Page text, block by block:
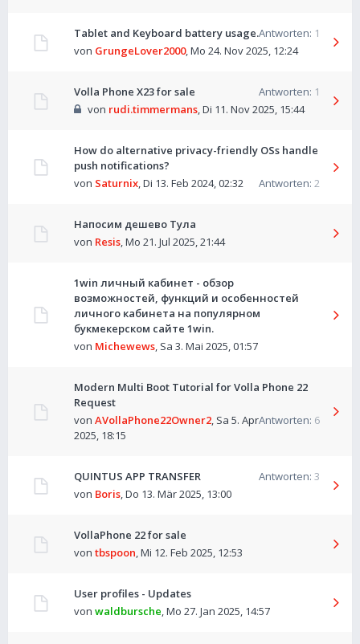
Tablet and Keyboard battery usage.Antworten: 1
von GrungeLover2000,Mo 24. Nov 2025, 12:24
Volla Phone X23 for sale Antworten: 1
von rudi.timmermans,Di 11. Nov 2025, 15:44
How do alternative privacy-friendly OSs handle
push notifications?
Antworten: 2
von Saturnix,Di 13. Feb 2024, 02:32
Напосим дешево Тула
von Resis,Mo 21. Jul 2025, 21:44
1win личный кабинет - обзор
возможностей, функций и особенностей
личного кабинета на популярном
букмекерском сайте 1win.
von Michewews, Sa 3. Mai 2025, 01:57
Modern Multi Boot Tutorial for Volla Phone 22
Request
Antworten: 6
von AVollaPhone22Owner2, Sa 5. Apr
2025, 18:15
QUINTUS APP TRANSFER Antworten: 3
von Boris,Do 13. Mär 2025, 13:00
VollaPhone 22 for sale
von tbspoon,Mi 12. Feb 2025, 12:53
User profiles - Updates
von waldbursche,Mo 27. Jan 2025, 14:57